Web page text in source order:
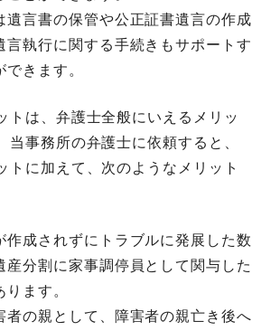
遺言書の保管や公正証書遺言の作成
言執行に関する手続きもサポートす
きます。
トは、弁護士全般にいえるメリッ
当事務所の弁護士に依頼すると、
トに加えて、次のようなメリット
作成されずにトラブルに発展した数
産分割に家事調停員として関与した
ます。
者の親として、障害者の親亡き後へ